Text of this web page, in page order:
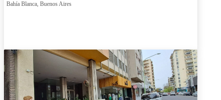
Bahía Blanca, Buenos Aires